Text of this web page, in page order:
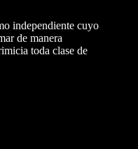
independiente cuyo
de manera
toda clase de